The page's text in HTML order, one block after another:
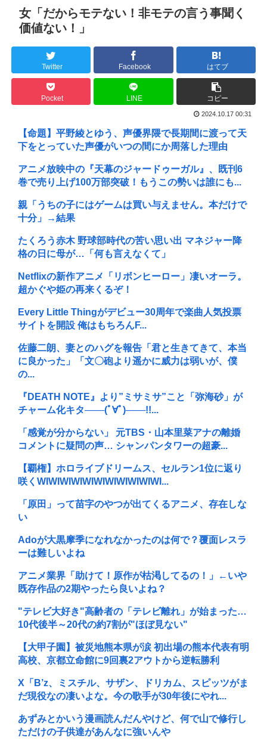
女「だからモテない！非モテの言う事聞く
価値ない！」
Twitter Facebook はてブ
Pocket LINE コピー
2024.10.17 00:31
【命題】平野綾とゆう、声優界隈で長期間に渡って天
下をとっていた声優がいつの間にか周落した理由
アニメ放映中の『天幕のジャードゥーガル』、既刊6
巻で売り上げ100万部突破！もうこの勢いは誰にも...
親「うちの子にはゲームは買い与えません。本だけで
十分」→結果
たくろう赤木 野球部時代の苦い思い出 マネジャー降
格の日に母が…「何も言えなくて」
Netflixの新作アニメ「リボンヒーロー」凄いオーラ。
超かぐや姫の再来くるぞ！
Every Little Thingがデビュー30周年で楽曲人気投票
サイトを開設 俺はもちろんF...
佐藤二朗、妻とのハグを報告「君と生きてきて、本当
に良かった」「文〇砲より遥かに威力は弱いが、僕
の...
『DEATH NOTE』より”ミサミサ”こと「弥海砂」が
チャーム化キタ───(ﾟ∀ﾟ)───!!...
「感覚が分からない」 元TBS・山本里菜アナの離婚
コメントに疑問の声… シャンパンタワーの超豪...
【覇権】ホロライブドリームス、セルラン1位に返り
咲くWIWIWIWIWIWIWIWIWIWIWI...
「原田」って苗字のやつが出てくるアニメ、存在しな
い
Adoが大黒摩季になれなかったのは何で？覆面レスラ
ーは難しいよね
アニメ業界「助けて！原作が枯渇してるの！」←いや
既存作品の2期やったら良いよね？
"テレビ大好き"高齢者の「テレビ離れ」が始まった…
10代後半～20代の約7割が"ほぼ見ない"
【大甲子園】被災地熊本県が涙 初出場の熊本代表有明
高校、京都立命館に9回裏2アウトから逆転勝利
X「B’z、ミスチル、サザン、ドリカム、スピッツがま
だ現役なの凄いよな。今の歌手が30年後にやれ...
あずみとかいう漫画読んだんやけど、何で山で修行し
ただけの子供達があんなに強いんや